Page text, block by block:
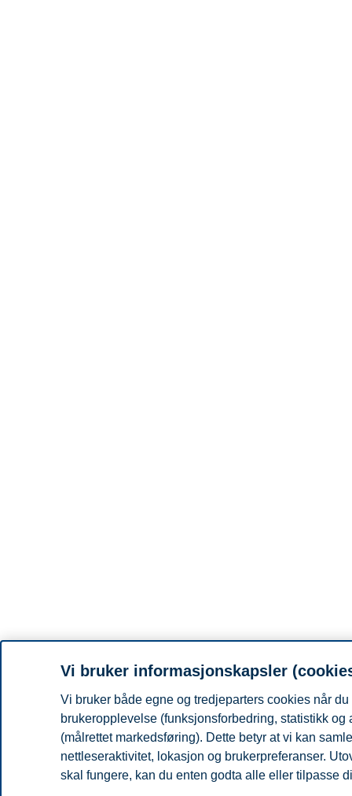
Vi bruker informasjonskapsler
Vi bruker både egne og tredjeparters cookies når
brukeropplevelse (funksjonsforbedring, statistikk
(målrettet markedsføring). Dette betyr at vi kan
nettleseraktivitet, lokasjon og brukerpreferanser.
skal fungere, kan du enten godta alle eller tilpasse